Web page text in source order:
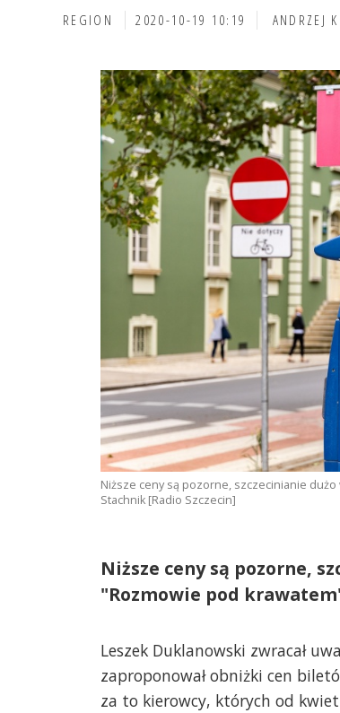
REGION 2020-10-19 10:19 ANDRZEJ
Niższe ceny są pozorne, szczecinianie dużo
Stachnik [Radio Szczecin]
Niższe ceny są pozorne,
"Rozmowie pod
Leszek Duklanowski zwracał
zaproponował obniżki cen
za to kierowcy, których od